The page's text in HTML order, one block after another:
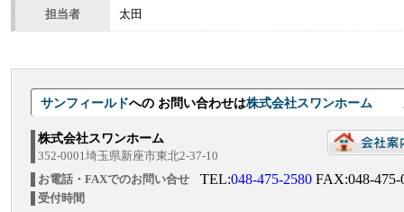
担当者 太田
サンフィールドへの お問い合わせは株式会社スワンホーム
株式会社スワンホーム
352-0001埼玉県新座市東北2-37-10
お電話・FAXでのお問い合せ
TEL:048-475-2580 FAX:048-475-
受付時間